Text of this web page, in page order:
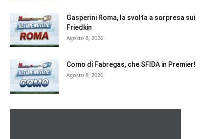
Gasperini Roma, la svolta a sorpresa sui
Friedkin
Agosto 8, 2026
Como di Fabregas, che SFIDA in Premier!
Agosto 8, 2026